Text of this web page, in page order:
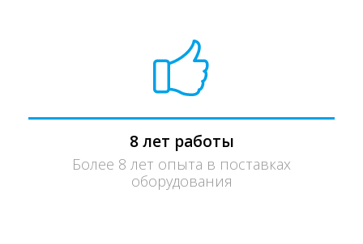
8 лет работы
Более 8 лет опыта в поставках
оборудования